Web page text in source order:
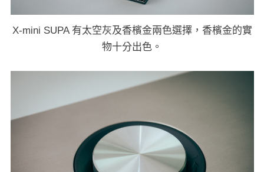
X-mini SUPA 有太空灰及香檳金兩色選擇，香檳金的實
物十分出色。